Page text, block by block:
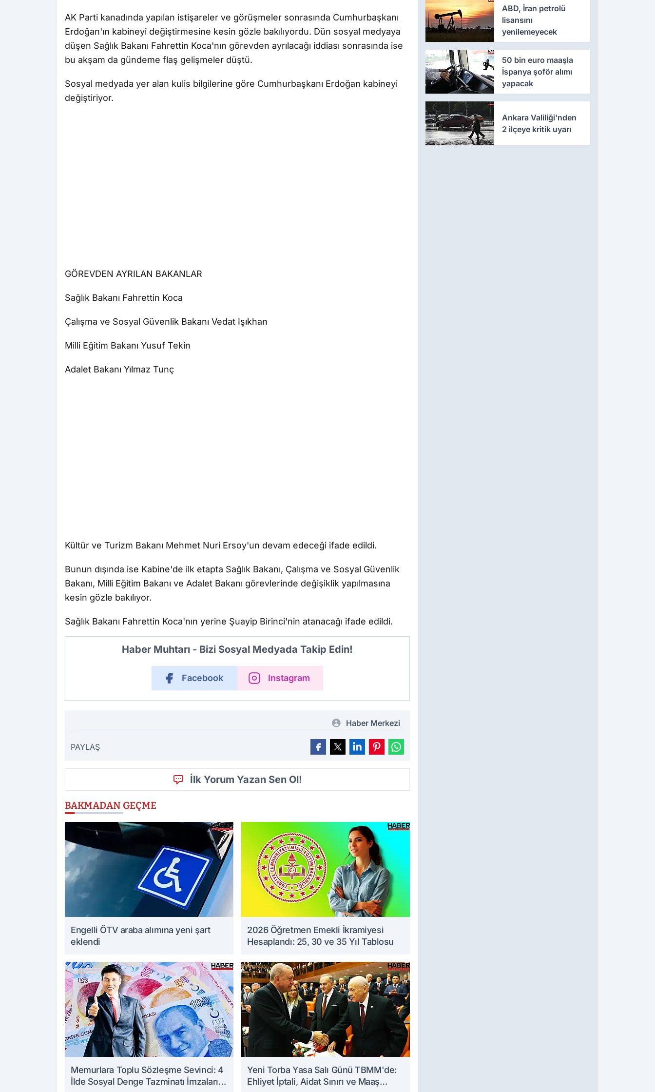
AK Parti kanadında yapılan istişareler ve görüşmeler sonrasında Cumhurbaşkanı
Erdoğan'ın kabineyi değiştirmesine kesin gözle bakılıyordu. Dün sosyal medyaya
düşen Sağlık Bakanı Fahrettin Koca'nın görevden ayrılacağı iddiası sonrasında ise
bu akşam da gündeme flaş gelişmeler düştü.
Sosyal medyada yer alan kulis bilgilerine göre Cumhurbaşkanı Erdoğan kabineyi
değiştiriyor.
GÖREVDEN AYRILAN BAKANLAR
Sağlık Bakanı Fahrettin Koca
Çalışma ve Sosyal Güvenlik Bakanı Vedat Işıkhan
Milli Eğitim Bakanı Yusuf Tekin
Adalet Bakanı Yılmaz Tunç
Kültür ve Turizm Bakanı Mehmet Nuri Ersoy'un devam edeceği ifade edildi.
Bunun dışında ise Kabine'de ilk etapta Sağlık Bakanı, Çalışma ve Sosyal Güvenlik
Bakanı, Milli Eğitim Bakanı ve Adalet Bakanı görevlerinde değişiklik yapılmasına
kesin gözle bakılıyor.
Sağlık Bakanı Fahrettin Koca'nın yerine Şuayip Birinci'nin atanacağı ifade edildi.
Haber Muhtarı - Bizi Sosyal Medyada Takip Edin!
Facebook Instagram
Haber Merkezi
PAYLAŞ
İlk Yorum Yazan Sen Ol!
BAKMADAN GEÇME
Engelli ÖTV araba alımına yeni şart
eklendi
2026 Öğretmen Emekli İkramiyesi
Hesaplandı: 25, 30 ve 35 Yıl Tablosu
Memurlara Toplu Sözleşme Sevinci: 4
İlde Sosyal Denge Tazminatı İmzaları
Yeni Torba Yasa Salı Günü TBMM'de:
Ehliyet İptali, Aidat Sınırı ve Maaş
ABD, İran petrolü
lisansını
yenilemeyecek
50 bin euro maaşla
İspanya şoför alımı
yapacak
Ankara Valiliği'nden
2 ilçeye kritik uyarı